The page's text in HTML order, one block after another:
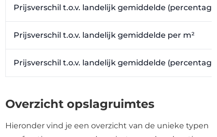
Prijsverschil t.o.v. landelijk gemiddelde
Prijsverschil t.o.v. landelijk gemiddelde per m²
Prijsverschil t.o.v. landelijk gemiddelde
Overzicht opslagruimtes
Hieronder vind je een overzicht van de unieke typen